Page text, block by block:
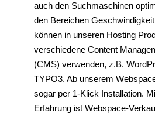
auch den Suchmaschinen
den Bereichen
können in unseren Hosting
verschiedene Content
(CMS) verwenden, z.B.
TYPO3. Ab unserem
sogar per 1-Klick Installation.
Erfahrung ist Webspace-